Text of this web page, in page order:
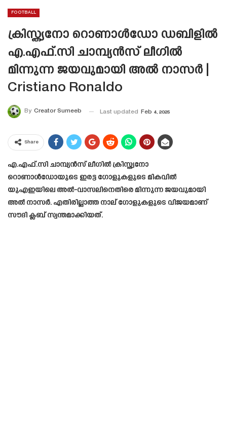
FOOTBALL
ക്രിസ്ത്യനോ റൊണാൾഡോ ഡബിളിൽ
എ.എഫ്.സി ചാമ്പ്യൻസ് ലീഗിൽ
മിന്നുന്ന ജയവുമായി അൽ നാസർ |
Cristiano Ronaldo
By Creator Sumeeb Last updated Feb 4, 2025
Share
എ.എഫ്.സി ചാമ്പ്യൻസ് ലീഗിൽ ക്രിസ്ത്യനോ
റൊണാൾഡോയുടെ ഇരട്ട ഗോളുകളുടെ മികവിൽ
യുഎഇയിലെ അൽ-വാസലിനെതിരെ മിന്നുന്ന ജയവുമായി
അൽ നാസർ. എതിരില്ലാത്ത നാല് ഗോളുകളുടെ വിജയമാണ്
സൗദി ക്ലബ് സ്വന്തമാക്കിയത്.